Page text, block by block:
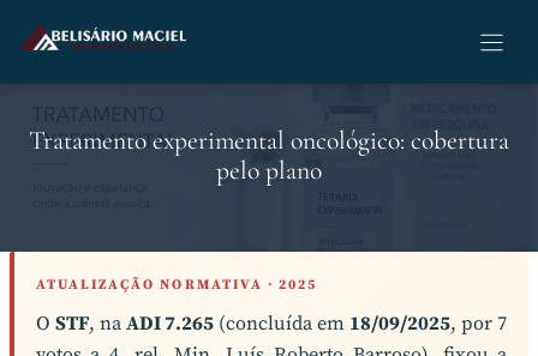
para
o
conteúdo
Tratamento experimental oncológico: cobertura
pelo plano
ATUALIZAÇÃO NORMATIVA · 2025
O STF, na ADI 7.265(concluída em 18/09/2025, por 7